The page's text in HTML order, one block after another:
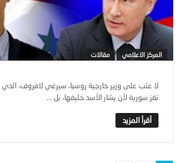
المركز الاعلامي مقالات
لا عتب على وزير خارجية روسيا، سيرغي لافروف، الذي
تغز سورية لأن بشار الأسد حليفها، بل ...